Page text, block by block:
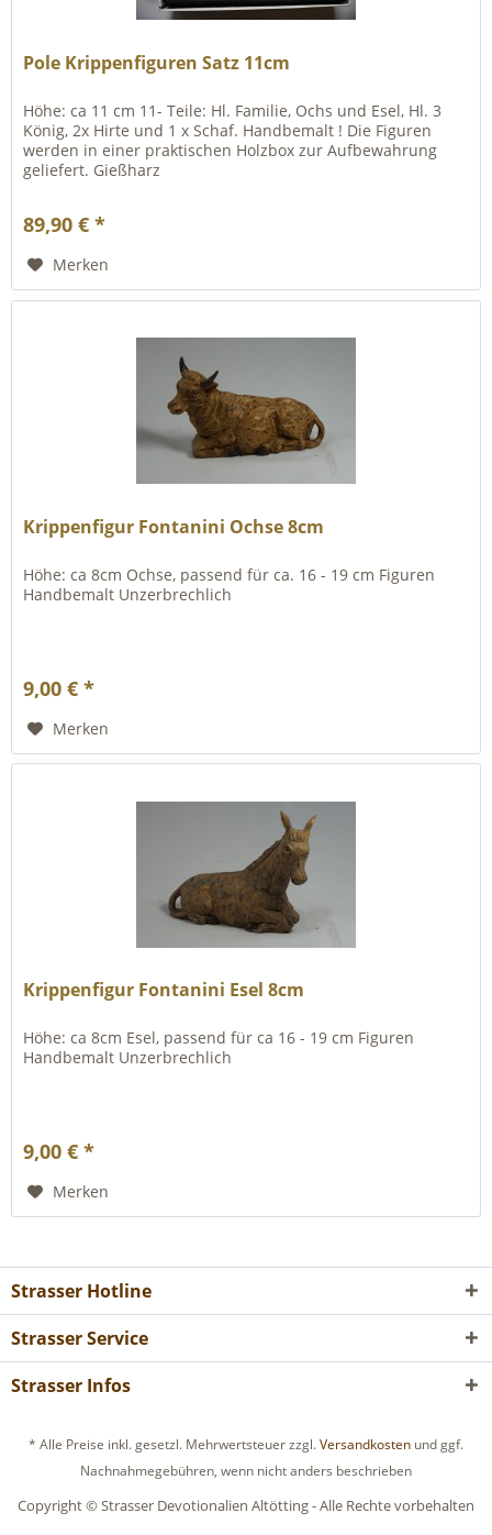
Pole Krippenfiguren Satz 11cm
Höhe: ca 11 cm 11- Teile: Hl. Familie, Ochs und Esel, Hl. 3
König, 2x Hirte und 1 x Schaf. Handbemalt ! Die Figuren
werden in einer praktischen Holzbox zur Aufbewahrung
geliefert. Gießharz
89,90 € *
Merken
Krippenfigur Fontanini Ochse 8cm
Höhe: ca 8cm Ochse, passend für ca. 16 - 19 cm Figuren
Handbemalt Unzerbrechlich
9,00 € *
Merken
Krippenfigur Fontanini Esel 8cm
Höhe: ca 8cm Esel, passend für ca 16 - 19 cm Figuren
Handbemalt Unzerbrechlich
9,00 € *
Merken
Strasser Hotline
Strasser Service
Strasser Infos
* Alle Preise inkl. gesetzl. Mehrwertsteuer zzgl.Versandkosten und ggf.
Nachnahmegebühren, wenn nicht anders beschrieben
Copyright © Strasser Devotionalien Altötting - Alle Rechte vorbehalten